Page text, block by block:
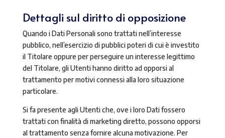
Dettagli sul diritto di opposizione
Quando i Dati Personali sono trattati nell’interesse
pubblico, nell’esercizio di pubblici poteri di cui è investito
il Titolare oppure per perseguire un interesse legittimo
del Titolare, gli Utenti hanno diritto ad opporsi al
trattamento per motivi connessi alla loro situazione
particolare.
Si fa presente agli Utenti che, ove i loro Dati fossero
trattati con finalità di marketing diretto, possono opporsi
al trattamento senza fornire alcuna motivazione. Per